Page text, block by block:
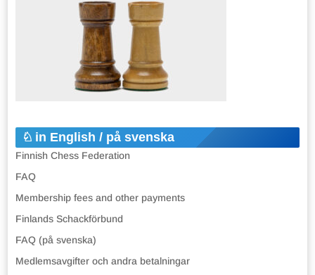
in English / på svenska
Finnish Chess Federation
FAQ
Membership fees and other payments
Finlands Schackförbund
FAQ (på svenska)
Medlemsavgifter och andra betalningar